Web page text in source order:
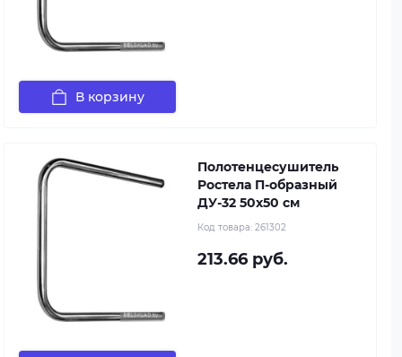
В корзину
Полотенцесушитель
Ростела П-образный
ДУ-32 50x50 см
Код товара: 261302
213.66 руб.